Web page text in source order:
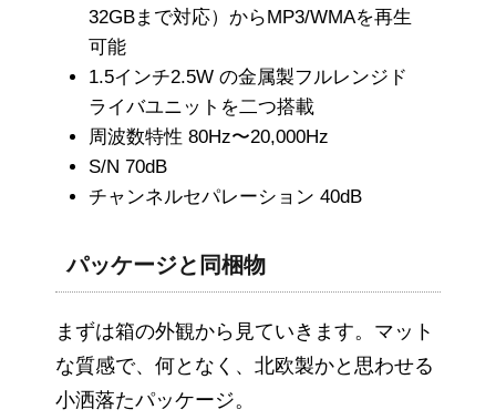
32GBまで対応）からMP3/WMAを再生
可能
1.5インチ2.5W の金属製フルレンジド
ライバユニットを二つ搭載
周波数特性 80Hz〜20,000Hz
S/N 70dB
チャンネルセパレーション 40dB
パッケージと同梱物
まずは箱の外観から見ていきます。マット
な質感で、何となく、北欧製かと思わせる
小洒落たパッケージ。